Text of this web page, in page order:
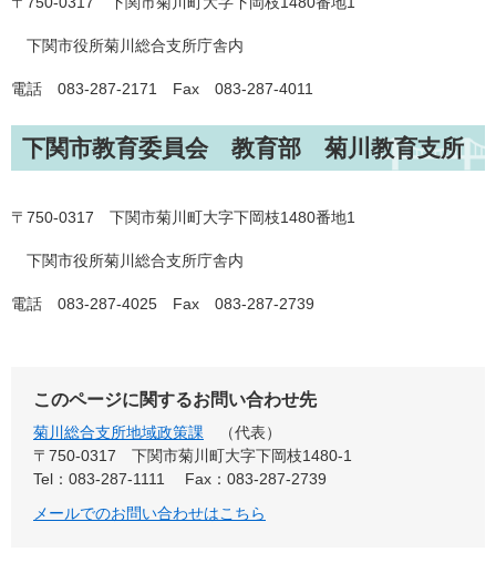
下関市役所菊川総合支所庁舎内
電話 083-287-2171 Fax 083-287-4011
下関市教育委員会 教育部 菊川教育支所
〒750-0317 下関市菊川町大字下岡枝1480番地1
下関市役所菊川総合支所庁舎内
電話 083-287-4025 Fax 083-287-2739
このページに関するお問い合わせ先
菊川総合支所地域政策課
代表
〒750-0317
下関市菊川町大字下岡枝1480-1
Tel：083-287-1111
Fax：083-287-2739
メールでのお問い合わせはこちら